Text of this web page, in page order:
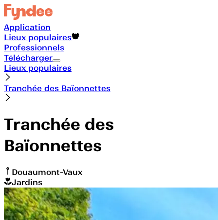
Application
Lieux populaires
Professionnels
Télécharger
Lieux populaires
Tranchée des Baïonnettes
Tranchée des
Baïonnettes
Douaumont-Vaux
Jardins